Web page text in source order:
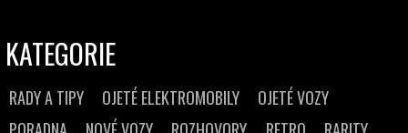
KATEGORIE
RADY A TIPY OJETÉ ELEKTROMOBILY
OJETÉ VOZY